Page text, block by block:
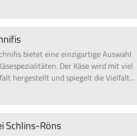
bietet eine einzigartige Auswahl
Der Käse wird mit viel
hergestellt und spiegelt die Vielfalt…
Schlins-Röns